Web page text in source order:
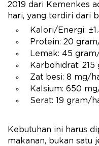
2019 dari Kemenkes
hari, yang terdiri dari
Kalori/Energi:
Protein: 20
Lemak: 45
Karbohidrat:
Zat besi: 8 mg/
Kalsium: 650
Serat: 19 gram/
Kebutuhan ini harus
makanan, bukan satu